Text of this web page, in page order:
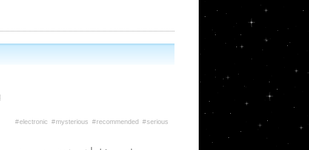
electronic mysterious recommended serious